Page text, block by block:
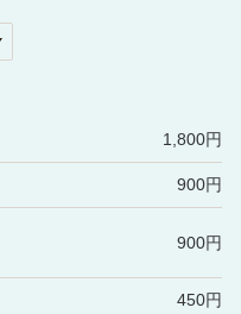
1,800円
900円
900円
450円